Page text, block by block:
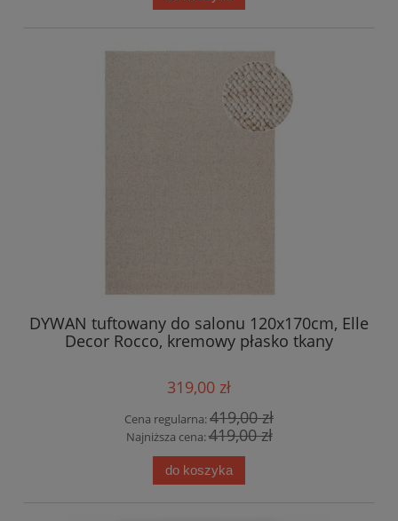
DYWAN tuftowany do salonu 120x170cm, Elle
Decor Rocco, kremowy płasko tkany
319,00 zł
Cena regularna:419,00 zł
Najniższa cena:419,00 zł
do koszyka